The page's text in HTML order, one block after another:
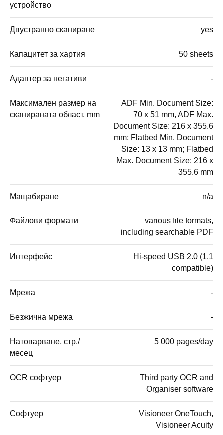
устройство
Двустранно сканиране yes
Капацитет за хартия 50 sheets
Адаптер за негативи -
Максимален размер на
сканираната област, mm
ADF Min. Document Size:
70 x 51 mm, ADF Max.
Document Size: 216 x 355.6
mm; Flatbed Min. Document
Size: 13 x 13 mm; Flatbed
Max. Document Size: 216 x
355.6 mm
Мащабиране n/a
Файлови формати
various file formats,
including searchable PDF
Интерфейс
Hi-speed USB 2.0 (1.1
compatible)
Мрежа -
Безжична мрежа -
Натоварване, стр./
месец
5 000 pages/day
OCR софтуер
Third party OCR and
Organiser software
Софтуер
Visioneer OneTouch,
Visioneer Acuity